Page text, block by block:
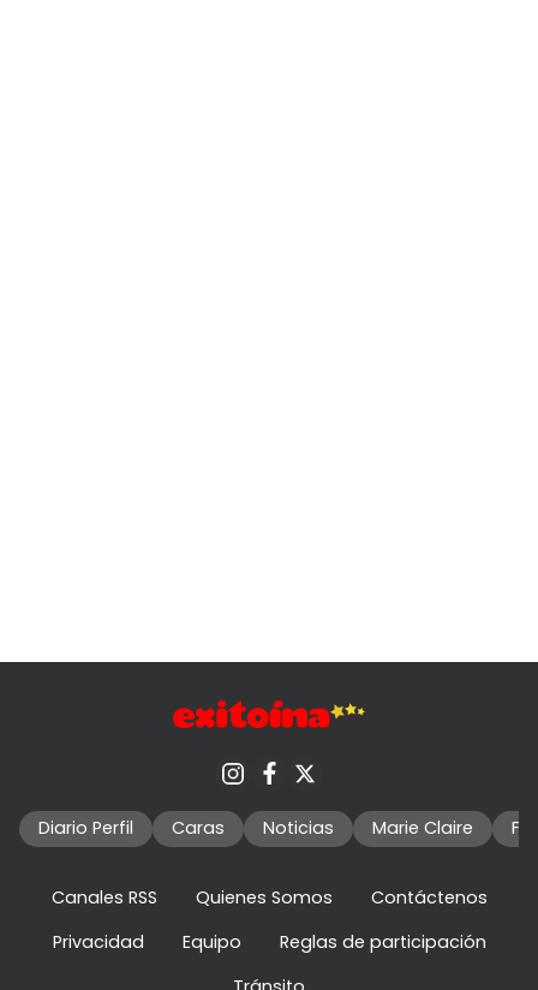
Diario Perfil Caras Noticias Marie Claire
Canales RSS Quienes Somos
Contáctenos
Privacidad
Equipo
Reglas de participación